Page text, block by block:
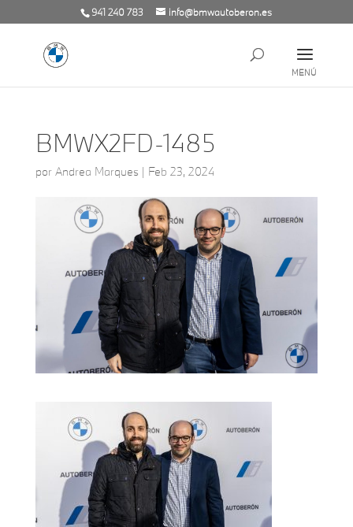
941 240 783 info@bmwautoberon.es
BMWX2FD-1485
por Andrea Marques | Feb 23, 2024